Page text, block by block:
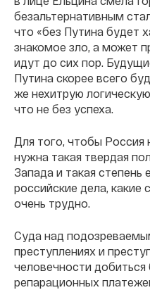
безальтернативным
что «без Путина будет
знакомое зло, а может
идут до сих пор.
Путина скорее всего
же нехитрую
что не без успеха.
Для того, чтобы Россия
нужна такая твердая
Запада и такая степень
российские дела, какие
очень трудно.
Суда над
преступлениях и
человечности добиться
репарационных